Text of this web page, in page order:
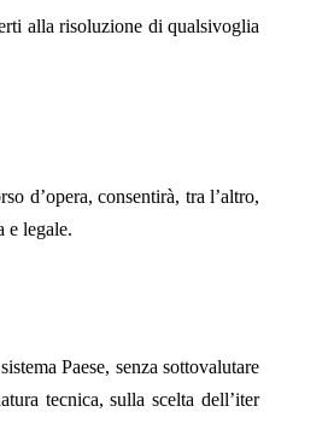
alla risoluzione di qualsivoglia
d’opera, consentirà, tra l’altro,
e legale.
Paese, senza sottovalutare
tecnica, sulla scelta dell’iter